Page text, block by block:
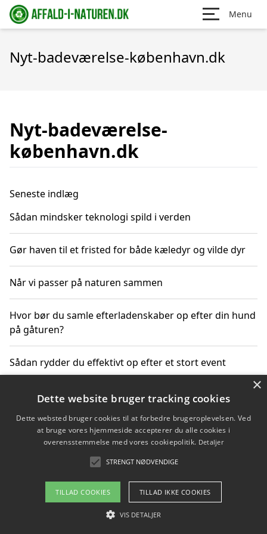
Menu
Nyt-badeværelse-københavn.dk
Nyt-badeværelse-
københavn.dk
Seneste indlæg
Sådan mindsker teknologi spild i verden
Gør haven til et fristed for både kæledyr og vilde dyr
Når vi passer på naturen sammen
Hvor bør du samle efterladenskaber op efter din hund
på gåturen?
Sådan rydder du effektivt op efter et stort event
Copyright 2026 - Pilanto Aps
Om / kontakt
Blog Betingelser
×
Dette website bruger tracking cookies
Dette websted bruger cookies til at forbedre brugeroplevelsen. Ved
at bruge vores hjemmeside accepterer du alle cookies i
overensstemmelse med vores cookiepolitik. Detaljer
STRENGT NØDVENDIGE
TILLAD COOKIES TILLAD IKKE COOKIES
VIS DETALJER